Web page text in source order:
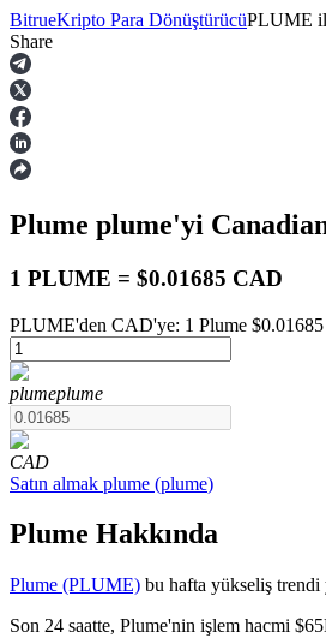
Vadeli İşlemler
USDT Vadeli İşlemleri
Teminat olarak USDT kullanan
BitrueKripto Para DönüştürücüPLUME
Share
Plume plume'yi
1 PLUME = $0.01685 CAD
PLUME'den CAD'ye: 1 Plume
plumeplume
CAD
Satın almak plume (plume)
Plume Hakkında
Plume (PLUME) bu hafta yükseliş trendi
Son 24 saatte, Plume'nin işlem hacmi